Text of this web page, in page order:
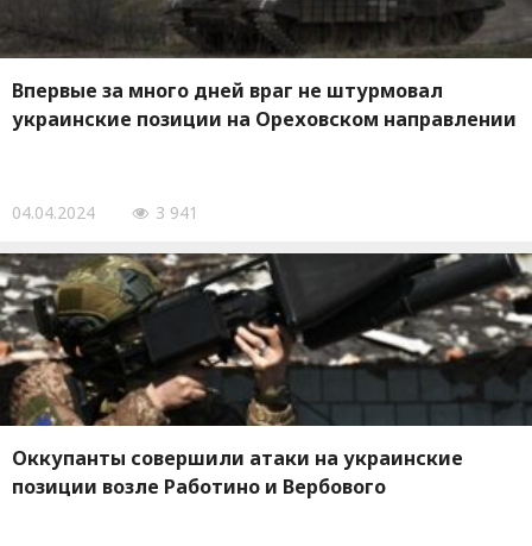
Впервые за много дней враг не штурмовал
украинские позиции на Ореховском направлении
04.04.2024 3 941
Оккупанты совершили атаки на украинские
позиции возле Работино и Вербового